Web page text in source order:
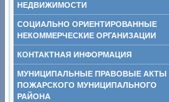
НЕДВИЖИМОСТИ
СОЦИАЛЬНО ОРИЕНТИРОВАННЫЕ
НЕКОММЕРЧЕСКИЕ ОРГАНИЗАЦИИ
КОНТАКТНАЯ ИНФОРМАЦИЯ
МУНИЦИПАЛЬНЫЕ ПРАВОВЫЕ АКТЫ
ПОЖАРСКОГО МУНИЦИПАЛЬНОГО
РАЙОНА